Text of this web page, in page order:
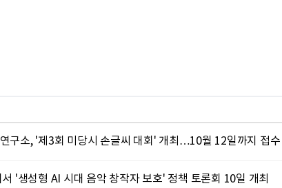
구소, '제3회 미당시 손글씨 대회' 개최…10월 12일까지 접수
'생성형 AI 시대 음악 창작자 보호' 정책 토론회 10일 개최